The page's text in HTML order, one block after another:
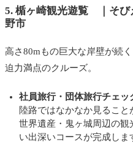
5. 楯ヶ崎観光遊覧 ｜ そび
野市
高さ80mもの巨大な岸壁が続
迫力満点のクルーズ。
社員旅行・ 団体旅行チェッ
陸路ではなかなか見ること
世界遺産・鬼ヶ城周辺の
い出深いコースが完成しま